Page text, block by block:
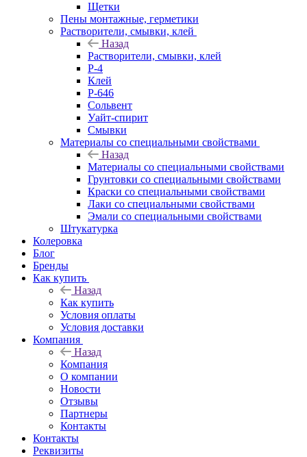
Щетки
Пены монтажные, герметики
Растворители, смывки, клей
Назад
Растворители, смывки, клей
Р-4
Клей
Р-646
Сольвент
Уайт-спирит
Смывки
Материалы со специальными свойствами
Назад
Материалы со специальными свойствами
Грунтовки со специальными свойствами
Краски со специальными свойствами
Лаки со специальными свойствами
Эмали со специальными свойствами
Штукатурка
Колеровка
Блог
Бренды
Как купить
Назад
Как купить
Условия оплаты
Условия доставки
Компания
Назад
Компания
О компании
Новости
Отзывы
Партнеры
Контакты
Контакты
Реквизиты